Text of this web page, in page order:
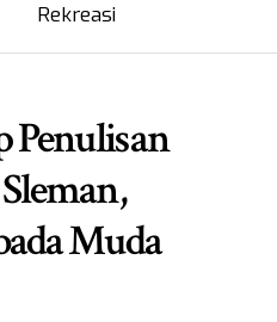
Rekreasi
Muda